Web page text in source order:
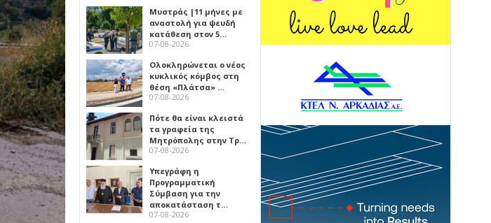
Μυστράς |11 μήνες με
αναστολή για ψευδή
κατάθεση στον 5…
07-08-2026
Ολοκληρώνεται ο νέος
κυκλικός κόμβος στη
θέση «Πλάτσα» …
07-08-2026
Πότε θα είναι κλειστά
τα γραφεία της
Μητρόπολης στην Τρ…
07-08-2026
Υπεγράφη η
Προγραμματική
Σύμβαση για την
αποκατάσταση τ…
07-08-2026